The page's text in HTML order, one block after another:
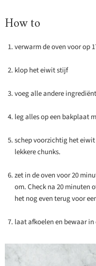
How to
verwarm de oven voor op
klop het eiwit stijf
voeg alle andere
leg alles op een bakplaat
schep voorzichtig het
lekkere chunks.
zet in de oven voor 20
om. Check na 20 minuten
het nog even terug voor
laat afkoelen en bewaar